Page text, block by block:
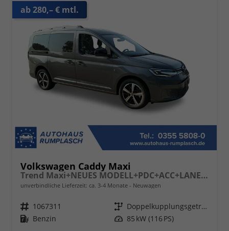
ab 280,– € mtl.
Volkswagen Caddy Maxi
Trend Maxi+NEUES MODELL+PDC+ACC+LANE ASSIST
unverbindliche Lieferzeit: ca. 3-4 Monate Neuwagen
Fahrzeugnr. 1067311 Getriebe
Doppelkupplungsgetriebe (DSG)
Kraftstoff Benzin Leistung 85 kW (116 PS)